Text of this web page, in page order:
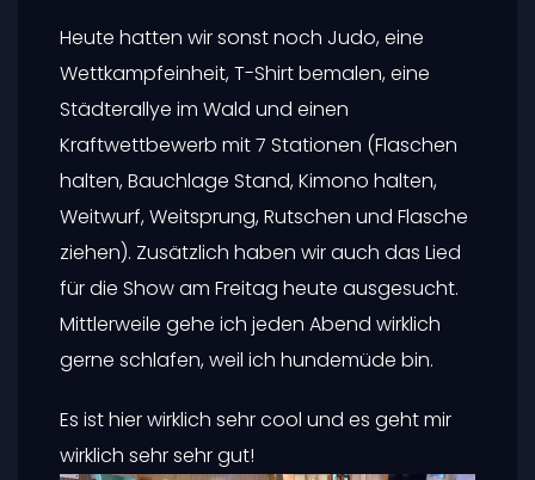
Heute hatten wir sonst noch Judo, eine
Wettkampfeinheit, T-Shirt bemalen, eine
Städterallye im Wald und einen
Kraftwettbewerb mit 7 Stationen (Flaschen
halten, Bauchlage Stand, Kimono halten,
Weitwurf, Weitsprung, Rutschen und Flasche
ziehen). Zusätzlich haben wir auch das Lied
für die Show am Freitag heute ausgesucht.
Mittlerweile gehe ich jeden Abend wirklich
gerne schlafen, weil ich hundemüde bin.
Es ist hier wirklich sehr cool und es geht mir
wirklich sehr sehr gut!